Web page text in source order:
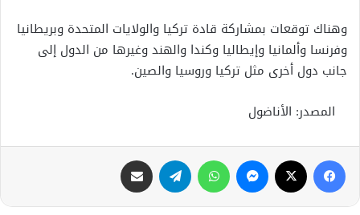
وهناك توقعات بمشاركة قادة تركيا والولايات المتحدة وبريطانيا
وفرنسا وألمانيا وإيطاليا وكندا والهند وغيرها من الدول إلى
جانب دول أخرى مثل تركيا وروسيا والصين. ​​​​​​​
المصدر: الأناضول
فيسبوك ماسنجر واتساب تيلقرام